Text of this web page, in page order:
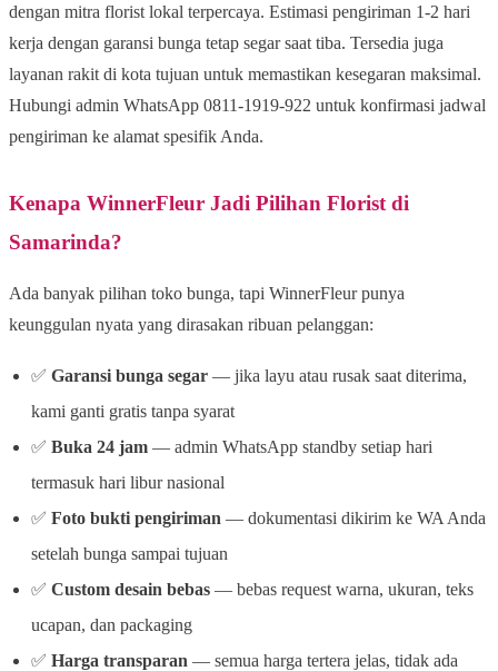
dengan mitra florist lokal terpercaya. Estimasi pengiriman 1-2 hari
kerja dengan garansi bunga tetap segar saat tiba. Tersedia juga
layanan rakit di kota tujuan untuk memastikan kesegaran maksimal.
Hubungi admin WhatsApp 0811-1919-922 untuk konfirmasi jadwal
pengiriman ke alamat spesifik Anda.
Kenapa WinnerFleur Jadi Pilihan Florist di
Samarinda?
Ada banyak pilihan toko bunga, tapi WinnerFleur punya
keunggulan nyata yang dirasakan ribuan pelanggan:
✅ Garansi bunga segar — jika layu atau rusak saat diterima,
kami ganti gratis tanpa syarat
✅ Buka 24 jam — admin WhatsApp standby setiap hari
termasuk hari libur nasional
✅ Foto bukti pengiriman — dokumentasi dikirim ke WA Anda
setelah bunga sampai tujuan
✅ Custom desain bebas — bebas request warna, ukuran, teks
ucapan, dan packaging
✅ Harga transparan — semua harga tertera jelas, tidak ada